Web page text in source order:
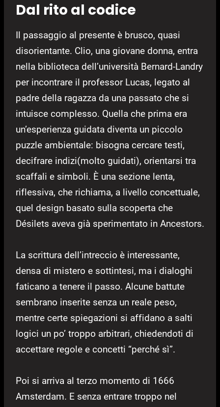
Dal rito al codice
Il passaggio al presente è brusco, quasi
disorientante. Clio, una giovane donna, entra
nella biblioteca dell’università Bernard-Landry
per incontrare il professor Lucas, legato al
padre della ragazza da una passato che si
intuisce complesso. Quella che prima era
un’esperienza guidata diventa un piccolo
puzzle ambientale: bisogna cercare testi,
decifrare indizi(molto guidati), orientarsi tra
scaffali e simboli. È una sezione lenta,
riflessiva, che richiama, a livello concettuale,
quel design basato sulla scoperta che
Désilets aveva già sperimentato in Ancestors.
La scrittura dell’intreccio è interessante,
densa di mistero e sottintesi, ma i dialoghi
faticano a tenere il passo. Alcune battute
sembrano inserite senza un reale peso,
mentre certe spiegazioni si affidano a salti
logici un po’ troppo arbitrari, chiedendoti di
accettare regole e concetti “perché sì”.
Poi si arriva al terzo momento di 1666
Amsterdam. E senza entrare troppo nel